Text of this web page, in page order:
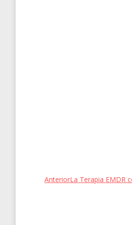
AnteriorEntrada
La Terapia EMDR